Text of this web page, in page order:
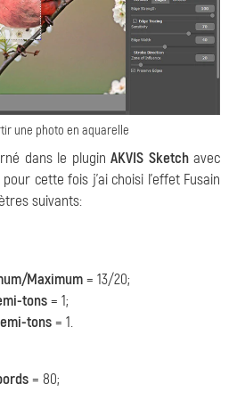
une photo en aquarelle
dans le plugin AKVIS Sketchavec
cette fois j'ai choisi l'effet Fusain
suivants:
Maximum= 13/20;
tons= 1;
tons= 1.
= 80;